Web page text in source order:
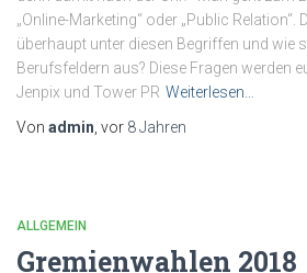
„Online-Marketing“ oder „Public
überhaupt unter diesen Begriffen und wie
Berufsfeldern aus? Diese Fragen werden
Jenpix und Tower PR Weiterlesen…
Von admin , vor 8 Jahren
ALLGEMEIN
Gremienwahlen 2018